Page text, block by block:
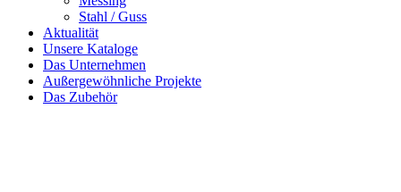
Stahl / Guss
Aktualität
Unsere Kataloge
Das Unternehmen
Außergewöhnliche Projekte
Das Zubehör